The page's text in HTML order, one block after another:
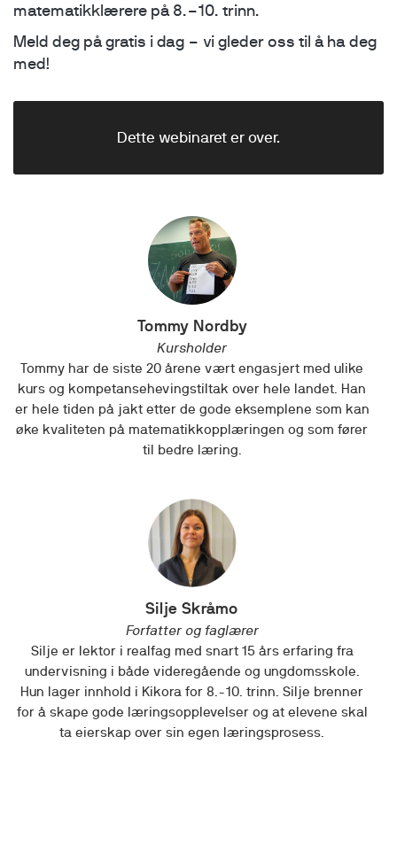
matematikklærere på 8.–10. trinn.
Meld deg på gratis i dag – vi gleder oss til å ha deg
med!
Dette webinaret er over.
Tommy Nordby
Kursholder
Tommy har de siste 20 årene vært engasjert med ulike
kurs og kompetansehevingstiltak over hele landet. Han
er hele tiden på jakt etter de gode eksemplene som kan
øke kvaliteten på matematikkopplæringen og som fører
til bedre læring.
Silje Skråmo
Forfatter og faglærer
Silje er lektor i realfag med snart 15 års erfaring fra
undervisning i både videregående og ungdomsskole.
Hun lager innhold i Kikora for 8.-10. trinn. Silje brenner
for å skape gode læringsopplevelser og at elevene skal
ta eierskap over sin egen læringsprosess.